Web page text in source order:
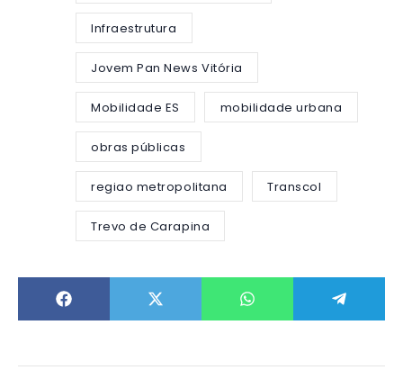
Infraestrutura
Jovem Pan News Vitória
Mobilidade ES mobilidade urbana
obras públicas
regiao metropolitana Transcol
Trevo de Carapina